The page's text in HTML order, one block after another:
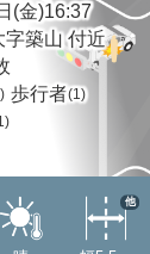
(金)16:37
字築山 付近
歩行者(1)
他